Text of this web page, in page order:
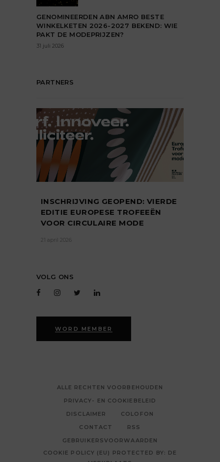
GENOMINEERDEN ABN AMRO BESTE
WINKELKETEN 2026-2027 BEKEND: WIE
PAKT DE MODEPRIJZEN?
31 juli 2026
PARTNERS
INSCHRIJVING GEOPEND: VIERDE
EDITIE EUROPESE TROFEEËN
VOOR CIRCULAIRE MODE
21 april 2026
VOLG ONS
WORD MEMBER
ALLE RECHTEN VOORBEHOUDEN
PRIVACY- EN COOKIEBELEID
DISCLAIMER
COLOFON
CONTACT
RSS
GEBRUIKERSVOORWAARDEN
COOKIE POLICY (EU) PROTECTED BY: DE